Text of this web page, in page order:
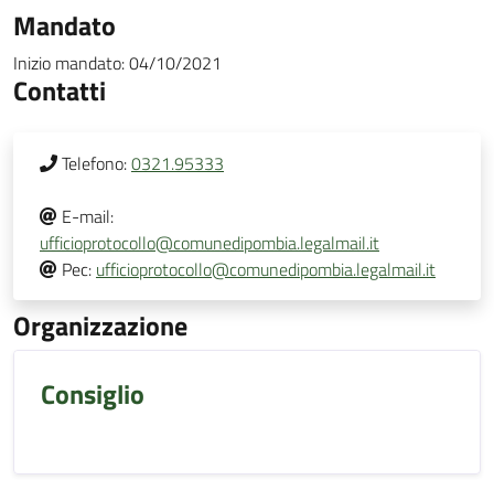
Mandato
Inizio mandato:04/10/2021
Contatti
Telefono:0321.95333
E-mail:
ufficioprotocollo@comunedipombia.legalmail.it
Pec: ufficioprotocollo@comunedipombia.legalmail.it
Organizzazione
Consiglio